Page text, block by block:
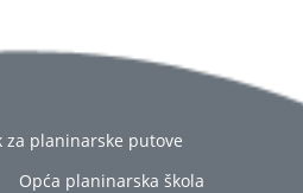
za planinarske putove
Opća planinarska škola